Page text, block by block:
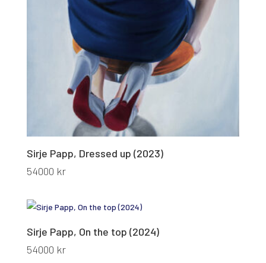
Sirje Papp, Dressed up (2023)
54000 kr
Sirje Papp, On the top (2024)
54000 kr